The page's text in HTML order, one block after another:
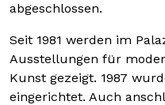
abgeschlossen.
Seit 1981 werden im
Ausstellungen für
Kunst gezeigt. 1987
eingerichtet. Auch